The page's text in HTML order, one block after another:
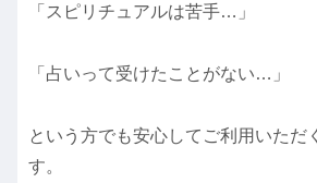
「スピリチュアルは苦手…」
「占いって受けたことがない…」
という方でも安心してご利用いただ
す。